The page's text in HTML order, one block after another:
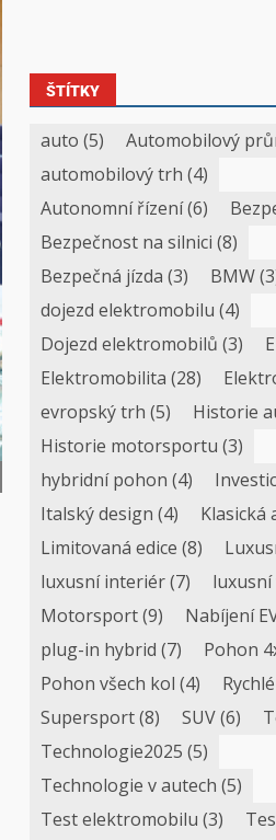
ŠTÍTKY
auto (5) Automobilový
automobilový trh (4)
Autonomní řízení(6)
Bezpečnost na silnici (8)
Bezpečná jízda (3) BMW
dojezd elektromobilu (4)
Dojezd elektromobilů (3)
Elektromobilita (28)
evropský trh (5) Historie
Historie motorsportu (3)
hybridní pohon (4)
Italský design (4) Klasická
Limitovaná edice (8)
luxusní interiér(7) luxusní
Motorsport(9) Nabíjení
plug-in hybrid (7) Pohon
Pohon všech kol (4)
Supersport(8) SUV(6)
Technologie2025 (5)
Technologie v autech (5)
Test elektromobilu (3)